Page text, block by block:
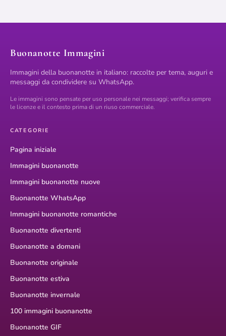
Buonanotte Immagini
Immagini della buonanotte in italiano: raccolte per tema, auguri e
messaggi da condividere su WhatsApp.
Le immagini sono pensate per uso personale nei messaggi; verifica sempre
le licenze e il contesto prima di un riuso commerciale.
CATEGORIE
Pagina iniziale
Immagini buonanotte
Immagini buonanotte nuove
Buonanotte WhatsApp
Immagini buonanotte romantiche
Buonanotte divertenti
Buonanotte a domani
Buonanotte originale
Buonanotte estiva
Buonanotte invernale
100 immagini buonanotte
Buonanotte GIF